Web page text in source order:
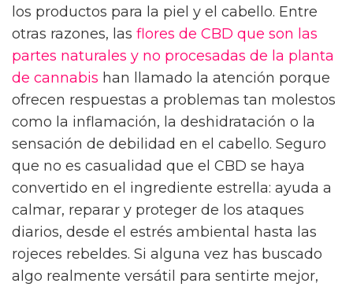
los productos para la piel y el cabello. Entre
otras razones, las flores de CBD que son las
partes naturales y no procesadas de la planta
de cannabis han llamado la atención porque
ofrecen respuestas a problemas tan molestos
como la inflamación, la deshidratación o la
sensación de debilidad en el cabello. Seguro
que no es casualidad que el CBD se haya
convertido en el ingrediente estrella: ayuda a
calmar, reparar y proteger de los ataques
diarios, desde el estrés ambiental hasta las
rojeces rebeldes. Si alguna vez has buscado
algo realmente versátil para sentirte mejor,